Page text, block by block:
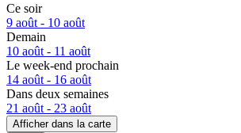
Ce soir
9 août - 10 août
Demain
10 août - 11 août
Le week-end prochain
14 août - 16 août
Dans deux semaines
21 août - 23 août
Afficher dans la carte